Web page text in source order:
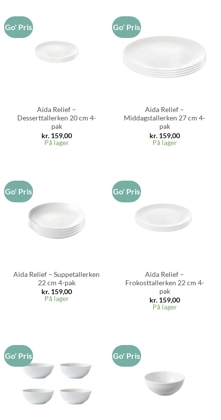
Go' Pris
Aida Relief –
Desserttallerken 20 cm 4-
pak
kr.159,00
På lager
Go' Pris
Aida Relief –
Middagstallerken 27 cm 4-
pak
kr.159,00
På lager
Go' Pris
Aida Relief – Suppetallerken
22 cm 4-pak
kr.159,00
På lager
Go' Pris
Aida Relief –
Frokosttallerken 22 cm 4-
pak
kr.159,00
På lager
Go' Pris Go' Pris